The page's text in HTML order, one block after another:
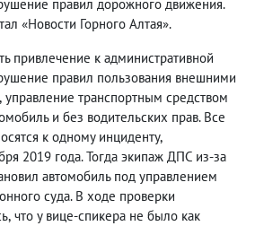
правил дорожного движения.
«Новости Горного Алтая».
привлечение к административной
правил пользования внешними
, управление транспортным средством
и без водительских прав. Все
к одному инциденту,
2019 года. Тогда экипаж ДПС из-за
автомобиль под управлением
суда. В ходе проверки
, что у вице-спикера не было как